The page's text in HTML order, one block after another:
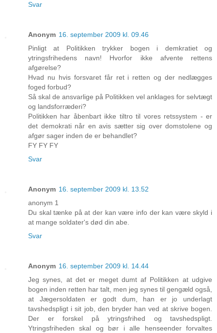
Svar
Anonym 16. september 2009 kl. 09.46
Pinligt at Politikken trykker bogen i demkratiet og
ytringsfrihedens navn! Hvorfor ikke afvente rettens
afgørelse?
Hvad nu hvis forsvaret får ret i retten og der nedlægges
foged forbud?
Så skal de ansvarlige på Politikken vel anklages for selvtægt
og landsforræderi?
Politikken har åbenbart ikke tiltro til vores retssystem - er
det demokrati når en avis sætter sig over domstolene og
afgør sager inden de er behandlet?
FY FY FY
Svar
Anonym 16. september 2009 kl. 13.52
anonym 1
Du skal tænke på at der kan være info der kan være skyld i
at mange soldater's død din abe.
Svar
Anonym 16. september 2009 kl. 14.44
Jeg synes, at det er meget dumt af Politikken at udgive
bogen inden retten har talt, men jeg synes til gengæld også,
at Jægersoldaten er godt dum, han er jo underlagt
tavshedspligt i sit job, den bryder han ved at skrive bogen.
Der er forskel på ytringsfrihed og tavshedspligt.
Ytringsfriheden skal og bør i alle henseender forvaltes